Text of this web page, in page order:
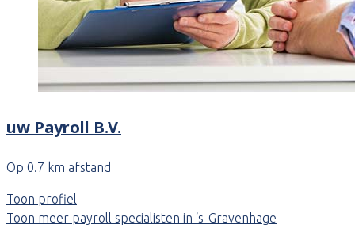
uw Payroll B.V.
Op 0.7 km afstand
Toon profiel
Toon meer payroll specialisten in ‘s-Gravenhage